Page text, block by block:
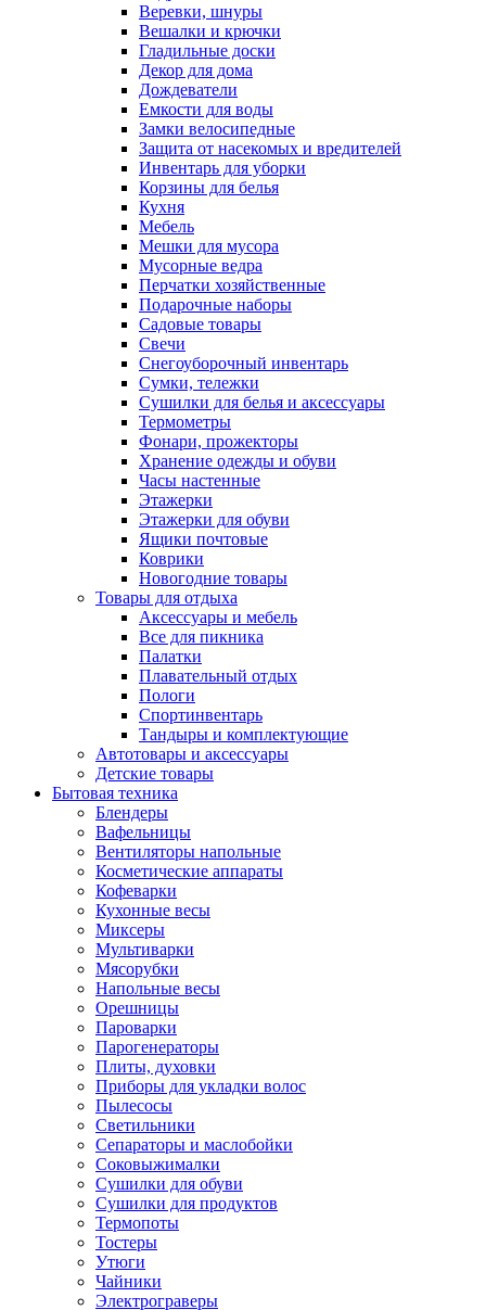
Веревки, шнуры
Вешалки и крючки
Гладильные доски
Декор для дома
Дождеватели
Емкости для воды
Замки велосипедные
Защита от насекомых и вредителей
Инвентарь для уборки
Корзины для белья
Кухня
Мебель
Мешки для мусора
Мусорные ведра
Перчатки хозяйственные
Подарочные наборы
Садовые товары
Свечи
Снегоуборочный инвентарь
Сумки, тележки
Сушилки для белья и аксессуары
Термометры
Фонари, прожекторы
Хранение одежды и обуви
Часы настенные
Этажерки
Этажерки для обуви
Ящики почтовые
Коврики
Новогодние товары
Товары для отдыха
Аксессуары и мебель
Все для пикника
Палатки
Плавательный отдых
Пологи
Спортинвентарь
Тандыры и комплектующие
Автотовары и аксессуары
Детские товары
Бытовая техника
Блендеры
Вафельницы
Вентиляторы напольные
Косметические аппараты
Кофеварки
Кухонные весы
Миксеры
Мультиварки
Мясорубки
Напольные весы
Орешницы
Пароварки
Парогенераторы
Плиты, духовки
Приборы для укладки волос
Пылесосы
Светильники
Сепараторы и маслобойки
Соковыжималки
Сушилки для обуви
Сушилки для продуктов
Термопоты
Тостеры
Утюги
Чайники
Электрограверы